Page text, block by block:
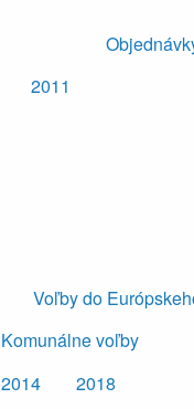
2011
Voľby do
Komunálne voľby
2014
2018